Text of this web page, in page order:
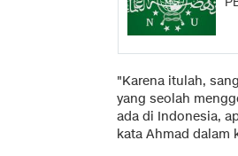
"Karena itulah,
yang seolah
ada di Indonesia,
kata Ahmad dalam